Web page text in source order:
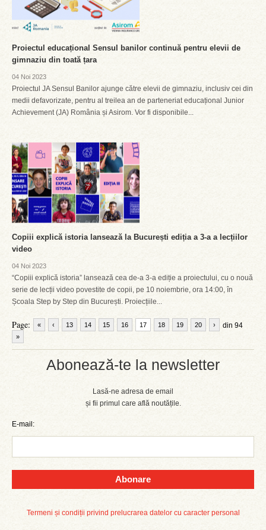
Abonează-te la newsletter
Lasă-ne adresa de email
și fii primul care află noutățile.
E-mail:
Abonare
Termeni și condiții privind prelucrarea datelor cu caracter personal
Proiectul educațional Sensul banilor continuă pentru elevii de
gimnaziu din toată țara
04 Noi 2023
Proiectul JA Sensul Banilor ajunge către elevii de gimnaziu, inclusiv cei din
medii defavorizate, pentru al treilea an de parteneriat educațional Junior
Achievement (JA) România și Asirom. Vor fi disponibile...
Copiii explică istoria lansează la București ediția a 3-a a lecțiilor
video
04 Noi 2023
“Copiii explică istoria” lansează cea de-a 3-a ediție a proiectului, cu o nouă
serie de lecții video povestite de copii, pe 10 noiembrie, ora 14:00, în
Școala Step by Step din București. Proiecțiile...
Page: « ‹ 13 14 15 16 17 18 19 20 din 94
›
»